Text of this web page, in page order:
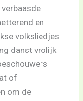
en
volksliedjes
danst vrolijk
of
om de